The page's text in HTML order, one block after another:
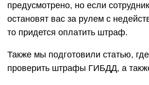
предусмотрено, но если
остановят вас за рулем с
то придется оплатить штраф.
Также мы подготовили статью,
проверить штрафы ГИБДД, а